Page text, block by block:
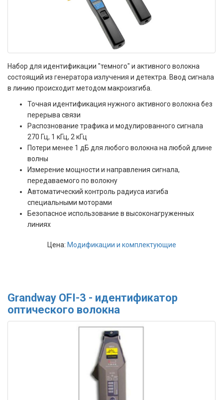
Набор для идентификации "темного" и активного волокна
состоящий из генератора излучения и детектра. Ввод сигнала
в линию происходит методом макроизгиба.
Точная идентификация нужного активного волокна без
перерыва связи
Распознование трафика и модулированного сигнала
270 Гц, 1 кГц, 2 кГц
Потери менее 1 дБ для любого волокна на любой длине
волны
Измерение мощности и направления сигнала,
передаваемого по волокну
Автоматический контроль радиуса изгиба
специальными моторами
Безопасное использование в высоконагруженных
линиях
Цена: Модификации и комплектующие
Grandway OFI-3 - идентификатор
оптического волокна